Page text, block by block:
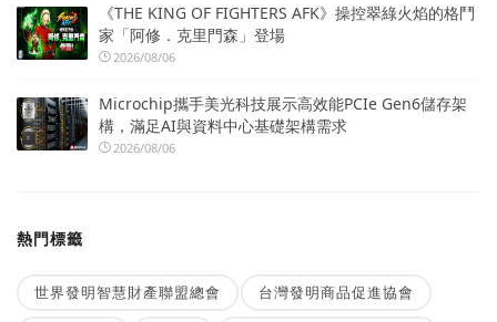
《THE KING OF FIGHTERS AFK》操控翠綠火焰的格鬥
家「阿修．克里門森」登場
2026/08/06
Microchip攜手美光科技展示高效能PCIe Gen6儲存架
構，滿足AI與資料中心基礎架構需求
2026/08/06
熱門標籤
世界發明智慧財產聯盟總會 台灣發明商品促進協會